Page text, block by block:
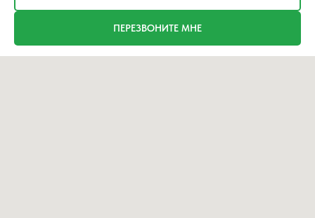
ПЕРЕЗВОНИТЕ МНЕ